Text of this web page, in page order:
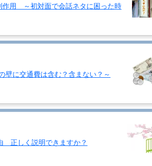
作用 ～初対面で会話ネタに困った時
壁に交通費は含む？含まない？～
正しく説明できますか？